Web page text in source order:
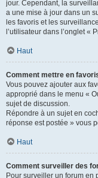
jour. Cependant, la
a une mise à jour dans un
les favoris et les
l’utilisateur dans l’onglet «
Haut
Comment mettre en
Vous pouvez ajouter aux
approprié dans le menu «
sujet de discussion.
Répondre à un sujet en
réponse est postée » vous
Haut
Comment surveiller des
Pour surveiller un forum en